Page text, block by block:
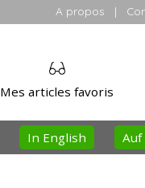
A propos |
Mes articles favoris
Auf
In English